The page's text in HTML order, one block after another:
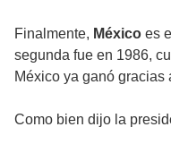
Finalmente, México es
segunda fue en 1986,
México ya ganó gracias
Como bien dijo la